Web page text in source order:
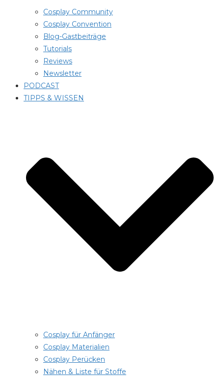
Cosplay Community
Cosplay Convention
Blog-Gastbeiträge
Tutorials
Reviews
Newsletter
PODCAST
TIPPS & WISSEN
Cosplay für Anfänger
Cosplay Materialien
Cosplay Perücken
Nähen & Liste für Stoffe